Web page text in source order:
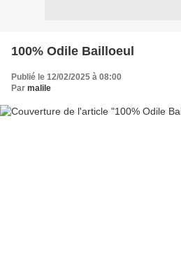
100% Odile Bailloeul
Publié le 12/02/2025 à 08:00
Par malile